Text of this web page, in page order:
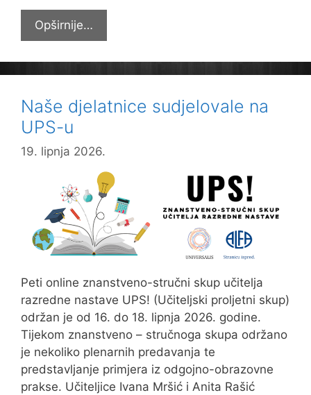
Opširnije…
DRUGI
NA
DRŽAVNOM
NATJEČAJU
Naše djelatnice sudjelovale na
UPS-u
19. lipnja 2026.
Peti online znanstveno-stručni skup učitelja
razredne nastave UPS! (Učiteljski proljetni skup)
održan je od 16. do 18. lipnja 2026. godine.
Tijekom znanstveno – stručnoga skupa održano
je nekoliko plenarnih predavanja te
predstavljanje primjera iz odgojno-obrazovne
prakse. Učiteljice Ivana Mršić i Anita Rašić